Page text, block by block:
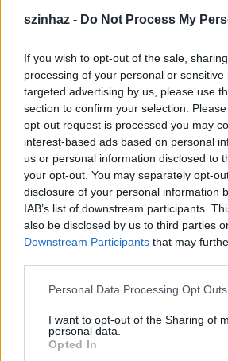
szinhaz - Do Not Process My
If you wish to opt-out of the sale,
processing of your personal or
targeted advertising by us, please use
section to confirm your selection.
opt-out request is processed you may
interest-based ads based on personal
us or personal information disclosed to
your opt-out. You may separately opt-
disclosure of your personal information
IAB’s list of downstream participants.
also be disclosed by us to third parties
Downstream Participants that may
Please note that this website/app uses
not limited to your visit or usage
grant or deny consent to Google and its
use your data for below specified
Personal Data Processing Opt Outs
I want to opt-out of the Sharing of
personal data.
Opted In
Fotó: Szécsi István / Dívány.hu